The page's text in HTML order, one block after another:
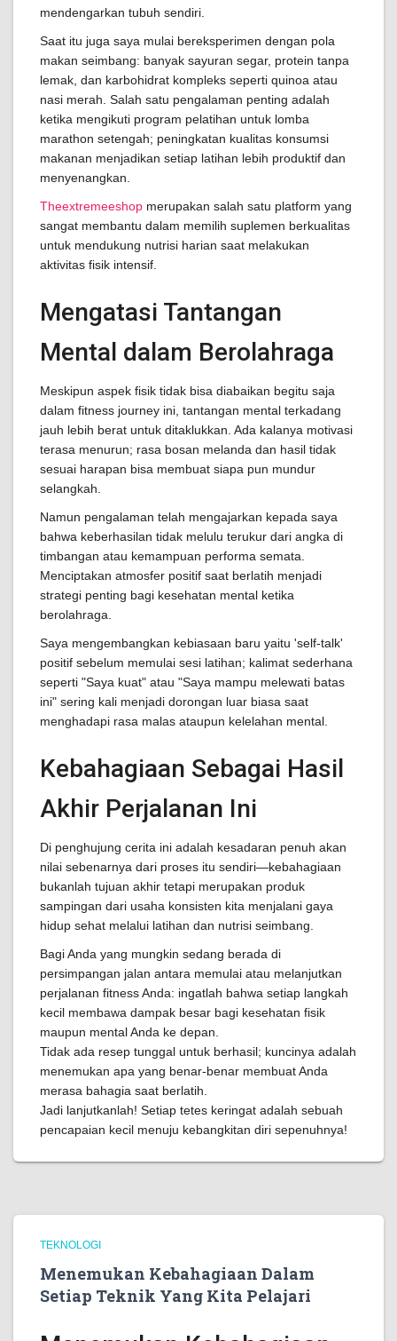
mendengarkan tubuh sendiri.
Saat itu juga saya mulai bereksperimen dengan pola
makan seimbang: banyak sayuran segar, protein tanpa
lemak, dan karbohidrat kompleks seperti quinoa atau
nasi merah. Salah satu pengalaman penting adalah
ketika mengikuti program pelatihan untuk lomba
marathon setengah; peningkatan kualitas konsumsi
makanan menjadikan setiap latihan lebih produktif dan
menyenangkan.
Theextremeeshop merupakan salah satu platform yang
sangat membantu dalam memilih suplemen berkualitas
untuk mendukung nutrisi harian saat melakukan
aktivitas fisik intensif.
Mengatasi Tantangan
Mental dalam Berolahraga
Meskipun aspek fisik tidak bisa diabaikan begitu saja
dalam fitness journey ini, tantangan mental terkadang
jauh lebih berat untuk ditaklukkan. Ada kalanya motivasi
terasa menurun; rasa bosan melanda dan hasil tidak
sesuai harapan bisa membuat siapa pun mundur
selangkah.
Namun pengalaman telah mengajarkan kepada saya
bahwa keberhasilan tidak melulu terukur dari angka di
timbangan atau kemampuan performa semata.
Menciptakan atmosfer positif saat berlatih menjadi
strategi penting bagi kesehatan mental ketika
berolahraga.
Saya mengembangkan kebiasaan baru yaitu 'self-talk'
positif sebelum memulai sesi latihan; kalimat sederhana
seperti "Saya kuat" atau "Saya mampu melewati batas
ini" sering kali menjadi dorongan luar biasa saat
menghadapi rasa malas ataupun kelelahan mental.
Kebahagiaan Sebagai Hasil
Akhir Perjalanan Ini
Di penghujung cerita ini adalah kesadaran penuh akan
nilai sebenarnya dari proses itu sendiri—kebahagiaan
bukanlah tujuan akhir tetapi merupakan produk
sampingan dari usaha konsisten kita menjalani gaya
hidup sehat melalui latihan dan nutrisi seimbang.
Bagi Anda yang mungkin sedang berada di
persimpangan jalan antara memulai atau melanjutkan
perjalanan fitness Anda: ingatlah bahwa setiap langkah
kecil membawa dampak besar bagi kesehatan fisik
maupun mental Anda ke depan.
Tidak ada resep tunggal untuk berhasil; kuncinya adalah
menemukan apa yang benar-benar membuat Anda
merasa bahagia saat berlatih.
Jadi lanjutkanlah! Setiap tetes keringat adalah sebuah
pencapaian kecil menuju kebangkitan diri sepenuhnya!
TEKNOLOGI
Menemukan Kebahagiaan Dalam
Setiap Teknik Yang Kita Pelajari